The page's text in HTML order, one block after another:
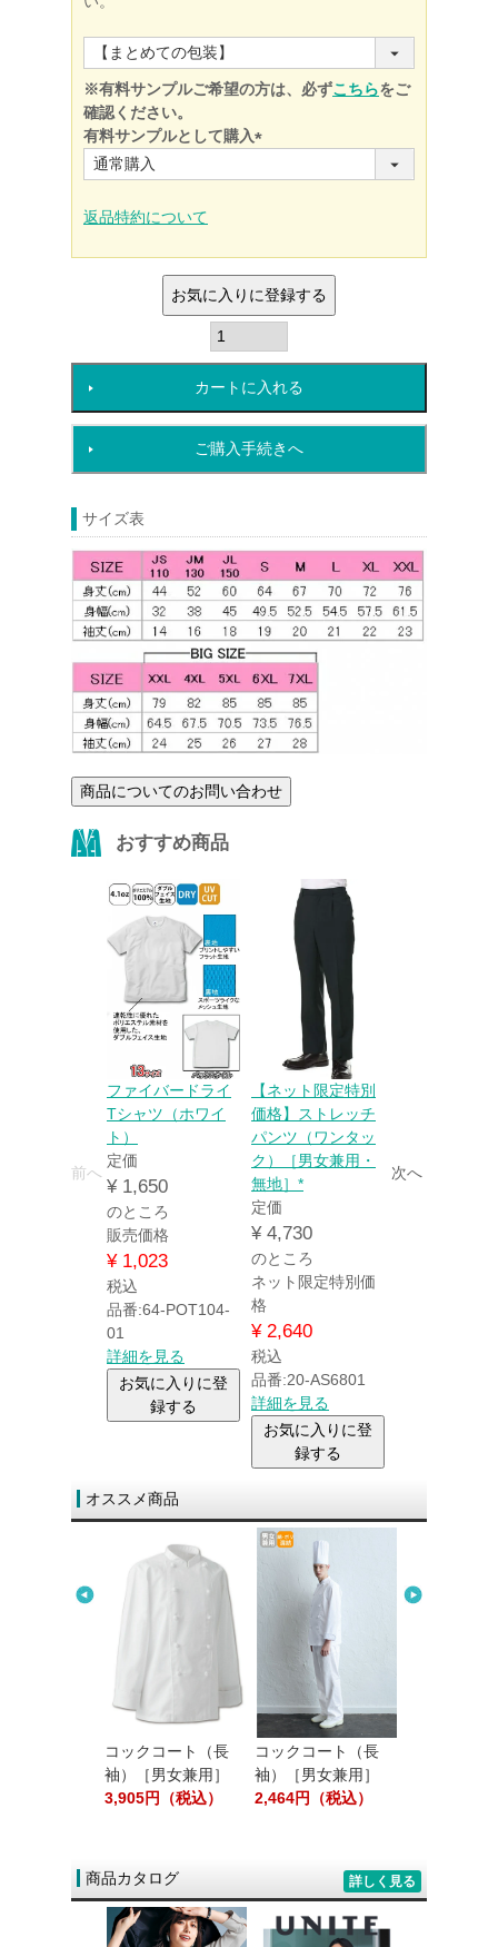
※有料サンプルご希望の方は、必ずこちらをご
確認ください。
有料サンプルとして購入
返品特約について
お気に入りに登録する
カートに入れる
ご購入手続きへ
サイズ表
商品についてのお問い合わせ
おすすめ商品
前へ
ファイバードライ
Tシャツ（ホワイ
ト）
定価
¥ 1,650
のところ
販売価格
¥ 1,023
税込
品番:64-POT104-
01
詳細を見る
お気に入りに登
録する
【ネット限定特別
価格】ストレッチ
パンツ（ワンタッ
ク）［男女兼用・
無地］*
定価
¥ 4,730
のところ
ネット限定特別価
格
¥ 2,640
税込
品番:20-AS6801
詳細を見る
お気に入りに登
録する
販売価格
次へ
オススメ商品
コックコート（長
袖）［男女兼用］
3,905円（税込）
コックコート（長
袖）［男女兼用］
2,464円（税込）
商品カタログ 詳しく見る